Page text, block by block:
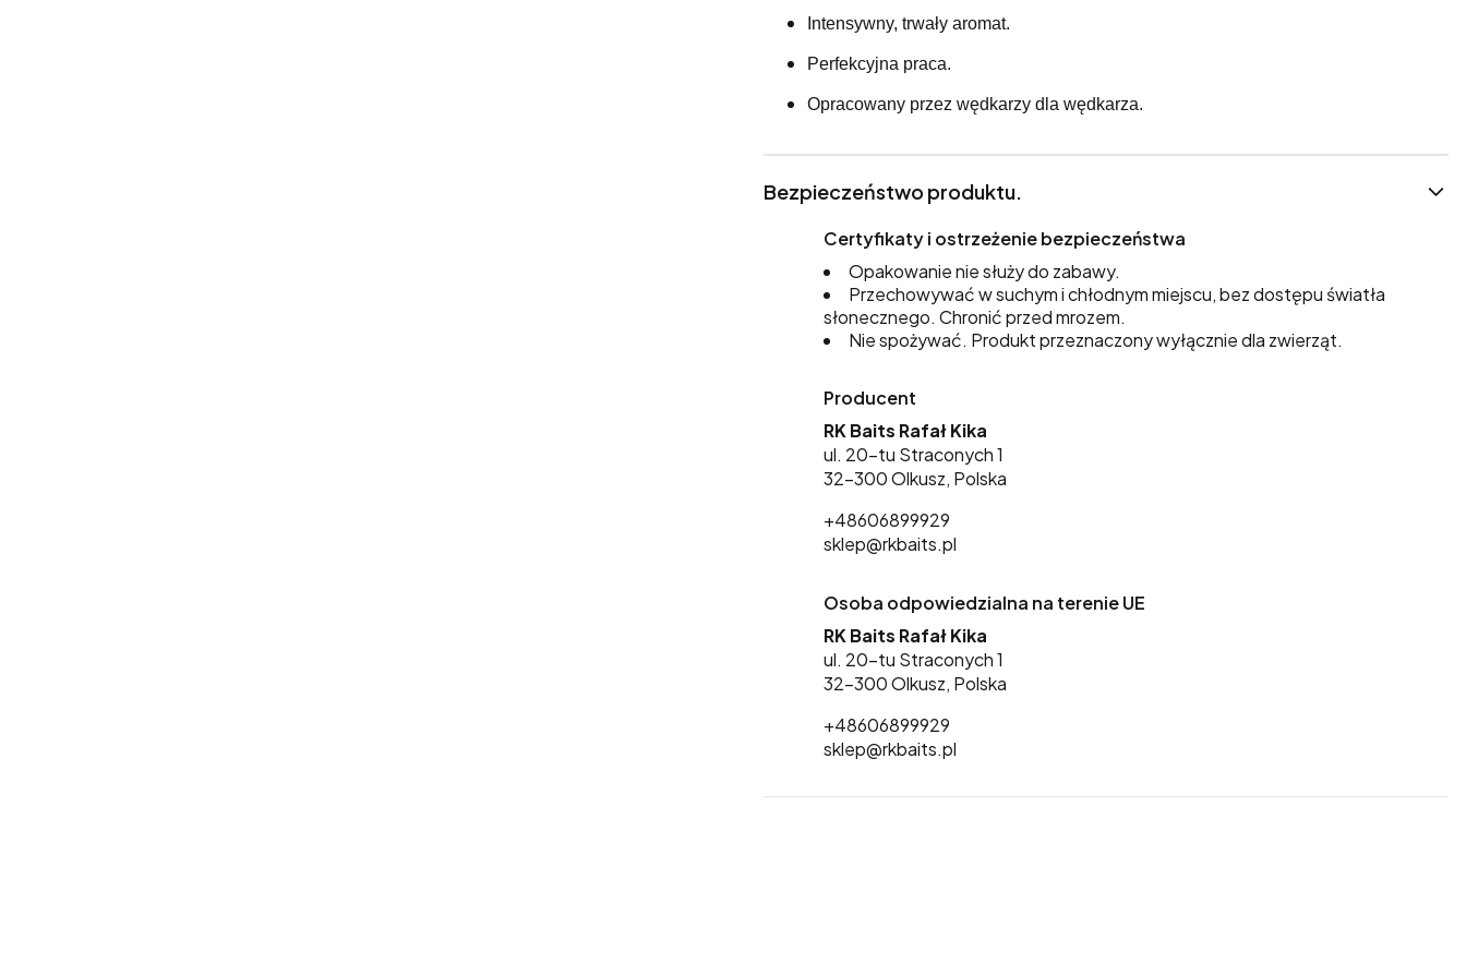
Intensywny, trwały aromat.
Perfekcyjna praca.
Opracowany przez wędkarzy dla wędkarza.
Bezpieczeństwo produktu.
Certyfikaty i ostrzeżenie bezpieczeństwa
Opakowanie nie służy do zabawy.
Przechowywać w suchym i chłodnym miejscu, bez dostępu światła
słonecznego. Chronić przed mrozem.
Nie spożywać. Produkt przeznaczony wyłącznie dla zwierząt.
Producent
RK Baits Rafał Kika
ul. 20-tu Straconych 1
32-300 Olkusz, Polska
+48606899929
sklep@rkbaits.pl
Osoba odpowiedzialna na terenie UE
RK Baits Rafał Kika
ul. 20-tu Straconych 1
32-300 Olkusz, Polska
+48606899929
sklep@rkbaits.pl